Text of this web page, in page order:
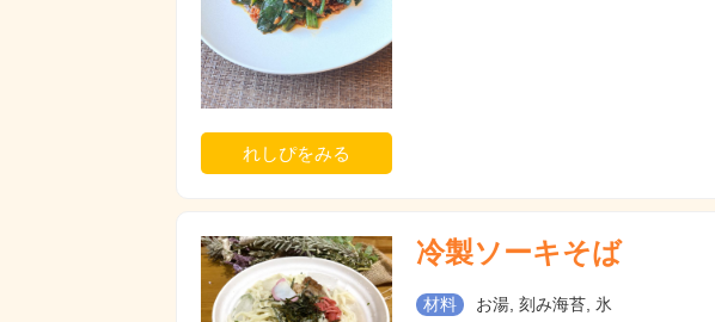
れしぴをみる
冷製ソーキそば
材料 お湯, 刻み海苔, 氷